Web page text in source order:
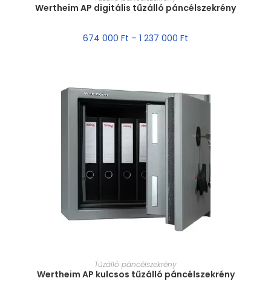
Wertheim AP digitális tűzálló páncélszekrény
674 000 Ft – 1 237 000 Ft
MÉRET VÁLASZTÁSA
Tűzálló páncélszekrény
Wertheim AP kulcsos tűzálló páncélszekrény